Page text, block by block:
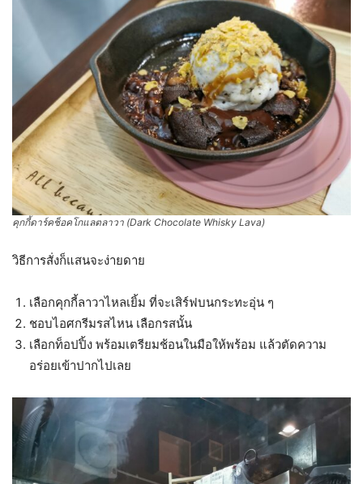
คุกกี้ดาร์คช็อคโกแลตลาวา (Dark Chocolate Whisky Lava)
วิธีการสั่งก็แสนจะง่ายดาย
เลือกคุกกี้ลาวาไหลเยิ้ม ที่จะเสิร์ฟบนกระทะอุ่น ๆ
ชอบไอศกรีมรสไหน เลือกรสนั้น
เลือกท็อปปิ้ง พร้อมเตรียมช้อนในมือให้พร้อม แล้วตัดความ
อร่อยเข้าปากไปเลย